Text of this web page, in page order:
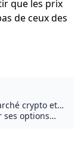
que les prix
de ceux des
crypto et
ses options